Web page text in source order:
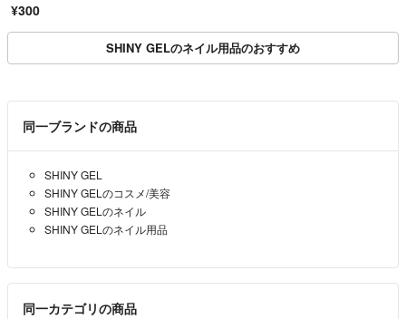
¥300
SHINY GELのネイル用品のおすすめ
同一ブランドの商品
SHINY GEL
SHINY GELのコスメ/美容
SHINY GELのネイル
SHINY GELのネイル用品
同一カテゴリの商品